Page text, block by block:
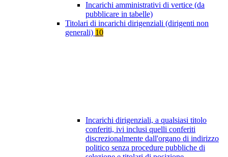
Incarichi amministrativi di vertice (da
pubblicare in tabelle)
Titolari di incarichi dirigenziali (dirigenti non
generali) 10
Incarichi dirigenziali, a qualsiasi titolo
conferiti, ivi inclusi quelli conferiti
discrezionalmente dall'organo di indirizzo
politico senza procedure pubbliche di